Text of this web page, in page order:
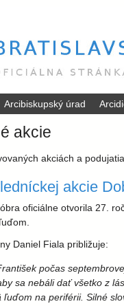
Arcibiskupský úrad
akcie
akciách a
akcie
oficiálne otvorila 27.
Daniel Fiala približuje:
počas
sa nebáli dať všetko z
ľuďom na periférii. Silné